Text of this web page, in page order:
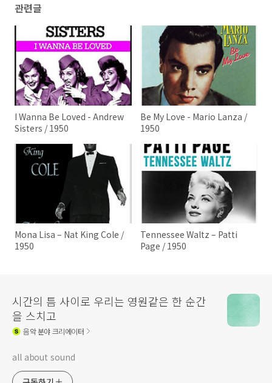
관련글
I Wanna Be Loved - Andrew
Sisters / 1950
Be My Love - Mario Lanza /
1950
Mona Lisa – Nat King Cole /
1950
Tennessee Waltz – Patti
Page / 1950
시간의 틈 사이로 우리는 영원같은 한 순간
을 스치고
음악분야 크리에이터
all about sound